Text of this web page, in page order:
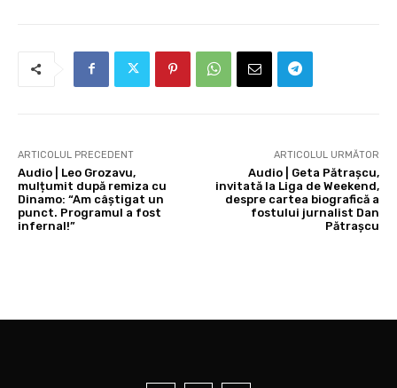
ARTICOLUL PRECEDENT
Audio | Leo Grozavu,
mulțumit după remiza cu
Dinamo: “Am câștigat un
punct. Programul a fost
infernal!”
ARTICOLUL URMĂTOR
Audio | Geta Pătrașcu,
invitată la Liga de Weekend,
despre cartea biografică a
fostului jurnalist Dan
Pătrașcu